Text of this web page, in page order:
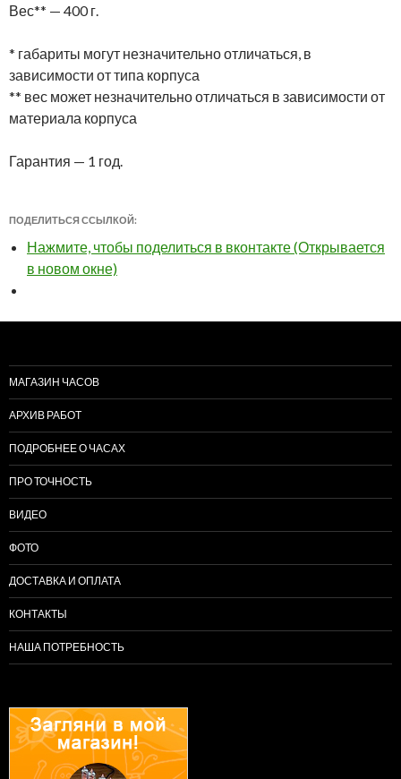
Вес** — 400 г.
* габариты могут незначительно отличаться, в
зависимости от типа корпуса
** вес может незначительно отличаться в зависимости от
материала корпуса
Гарантия — 1 год.
ПОДЕЛИТЬСЯ ССЫЛКОЙ:
Нажмите, чтобы поделиться в вконтакте (Открывается
в новом окне)
МАГАЗИН ЧАСОВ
АРХИВ РАБОТ
ПОДРОБНЕЕ О ЧАСАХ
ПРО ТОЧНОСТЬ
ВИДЕО
ФОТО
ДОСТАВКА И ОПЛАТА
КОНТАКТЫ
НАША ПОТРЕБНОСТЬ